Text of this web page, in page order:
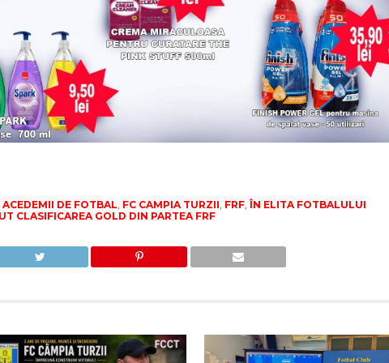
ACEDEMII DE FOTBAL, FC CAMPIA TURZII, FRF,ÎN ELITA FOTBALULUI
CLASIFICAREA GOLD DIN PARTEA FRF